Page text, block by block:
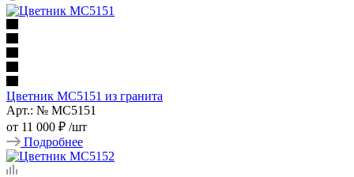
Цветник МС5151 из гранита
Арт.: № МС5151
от 11 000 ₽ /шт
Подробнее